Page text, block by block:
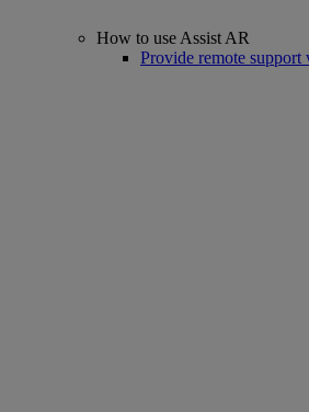
How to use Assist AR
Provide remote support